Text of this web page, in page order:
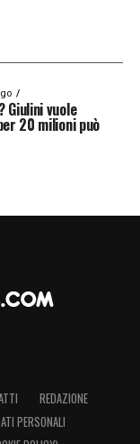
Giulini vuole
20 milioni può
REDAZIONE
PERSONALI